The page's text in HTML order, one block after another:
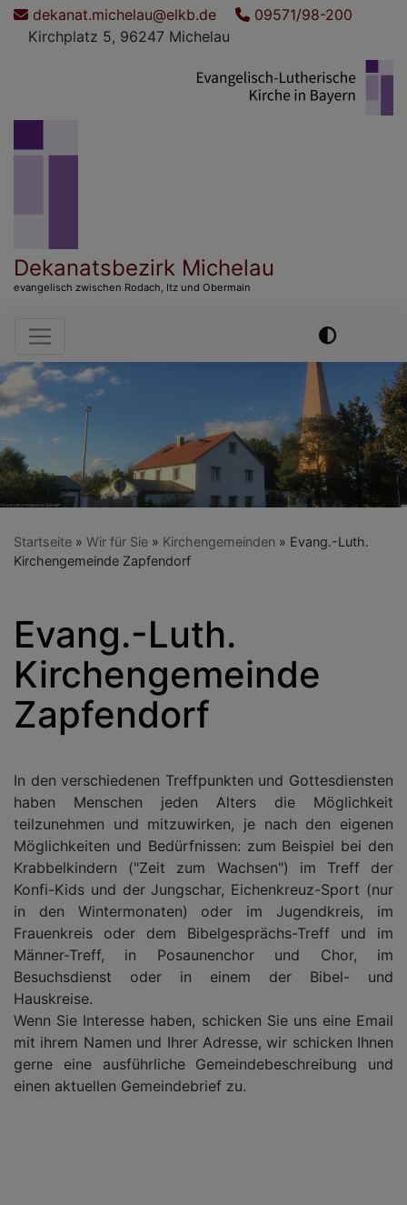
Direktdekanat.michelau@elkb.de
09571/98-200
Kirchplatz 5, 96247 Michelau
Dekanatsbezirk Michelau
evangelisch zwischen Rodach, Itz und Obermain
Hauptnavigation
Startseite Wir für Sie Kirchengemeinden
Evang.-Luth.
Kirchengemeinde Zapfendorf
Evang.-Luth.
Kirchengemeinde
Zapfendorf
In den verschiedenen Treffpunkten und Gottesdiensten
haben Menschen jeden Alters die Möglichkeit
teilzunehmen und mitzuwirken, je nach den eigenen
Möglichkeiten und Bedürfnissen: zum Beispiel bei den
Krabbelkindern ("Zeit zum Wachsen") im Treff der
Konfi-Kids und der Jungschar, Eichenkreuz-Sport (nur
in den Wintermonaten) oder im Jugendkreis, im
Frauenkreis oder dem Bibelgesprächs-Treff und im
Männer-Treff, in Posaunenchor und Chor, im
Besuchsdienst oder in einem der Bibel- und
Hauskreise.
Wenn Sie Interesse haben, schicken Sie uns eine Email
mit ihrem Namen und Ihrer Adresse, wir schicken Ihnen
gerne eine ausführliche Gemeindebeschreibung und
einen aktuellen Gemeindebrief zu.